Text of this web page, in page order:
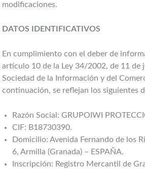
modificaciones.
DATOS IDENTIFICATIVOS
En cumplimiento con el deber de
artículo 10 de la Ley 34/2002, de 11 de
Sociedad de la Información y del
continuación, se reflejan los siguientes
Razón Social: GRUPOIWI
CIF: B18730390.
Domicilio: Avenida Fernando de los
6, Armilla (Granada) – ESPAÑA.
Inscripción: Registro Mercantil de